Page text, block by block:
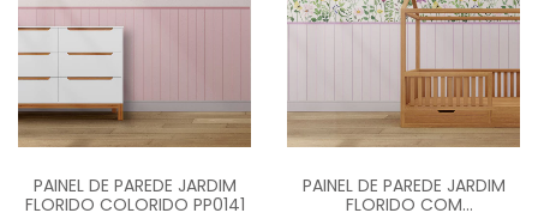
PAINEL DE PAREDE JARDIM
FLORIDO COLORIDO PP0141
PAINEL DE PAREDE JARDIM
FLORIDO COM